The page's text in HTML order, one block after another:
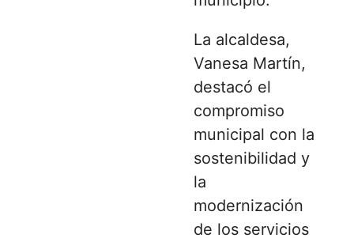
La alcaldesa,
Vanesa Martín,
destacó el
compromiso
municipal con la
sostenibilidad y
la
modernización
de los servicios